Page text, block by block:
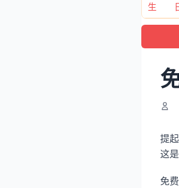
生
提
这
免